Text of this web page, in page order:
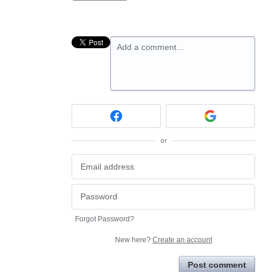
Add a comment…
or
Forgot Password?
New here? Create an account
Post comment